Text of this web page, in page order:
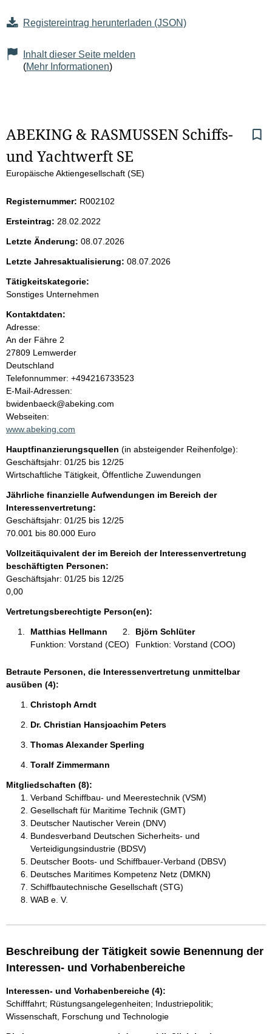
Registereintrag herunterladen (JSON)
Inhalt dieser Seite melden
(Mehr Informationen)
S
e
t
e
n
i
n
h
a
l
t
ABEKING & RASMUSSEN Schiffs-
und Yachtwerft SE
Europäische Aktiengesellschaft (SE)
Registernummer: R002102
Ersteintrag: 28.02.2022
Letzte Änderung: 08.07.2026
Letzte Jahresaktualisierung: 08.07.2026
Tätigkeitskategorie:
Sonstiges Unternehmen
Kontaktdaten:
Adresse:
An der Fähre 2
27809 Lemwerder
Deutschland
K
o
n
t
a
t
i
n
f
o
r
m
t
i
o
n
e
Telefonnummer: +494216733523
E-Mail-Adressen:
bwidenbaeck@abeking.com
Webseiten:
www.abeking.com
Hauptfinanzierungsquellen (in absteigender Reihenfolge):
Geschäftsjahr: 01/25 bis 12/25
Wirtschaftliche Tätigkeit, Öffentliche Zuwendungen
Jährliche finanzielle Aufwendungen im Bereich der
Interessenvertretung:
Geschäftsjahr: 01/25 bis 12/25
70.001 bis 80.000 Euro
Vollzeitäquivalent der im Bereich der Interessenvertretung
beschäftigten Personen:
Geschäftsjahr: 01/25 bis 12/25
0,00
Vertretungsberechtigte Person(en):
Matthias Hellmann
Funktion: Vorstand (CEO)
Björn Schlüter
Funktion: Vorstand (COO)
Betraute Personen, die Interessenvertretung unmittelbar
ausüben (4):
Christoph Arndt
Dr. Christian Hansjoachim Peters
Thomas Alexander Sperling
Toralf Zimmermann
Mitgliedschaften (8):
Verband Schiffbau- und Meerestechnik (VSM)
Gesellschaft für Maritime Technik (GMT)
Deutscher Nautischer Verein (DNV)
Bundesverband Deutschen Sicherheits- und
Verteidigungsindustrie (BDSV)
Deutscher Boots- und Schiffbauer-Verband (DBSV)
Deutsches Maritimes Kompetenz Netz (DMKN)
Schiffbautechnische Gesellschaft (STG)
WAB e. V.
Beschreibung der Tätigkeit sowie Benennung der
Interessen- und Vorhabenbereiche
Interessen- und Vorhabenbereiche (4):
Schifffahrt; Rüstungsangelegenheiten; Industriepolitik;
Wissenschaft, Forschung und Technologie